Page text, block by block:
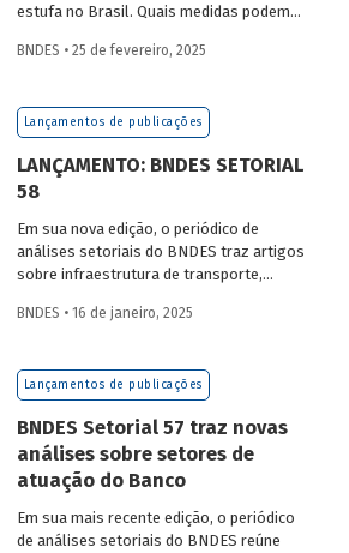
estufa no Brasil. Quais medidas podem
ambiental? Confira as estratégias que
BNDES • 25 de fevereiro, 2025
Lançamentos de publicações
LANÇAMENTO: BNDES SETORIAL
58
Em sua nova edição, o periódico de
análises setoriais do BNDES traz artigos
sobre infraestrutura de transporte,
sustentáveis, mercado de aeronaves,
BNDES • 16 de janeiro, 2025
Lançamentos de publicações
BNDES Setorial 57 traz novas
análises sobre setores de
atuação do Banco
Em sua mais recente edição, o periódico
de análises setoriais do BNDES reúne